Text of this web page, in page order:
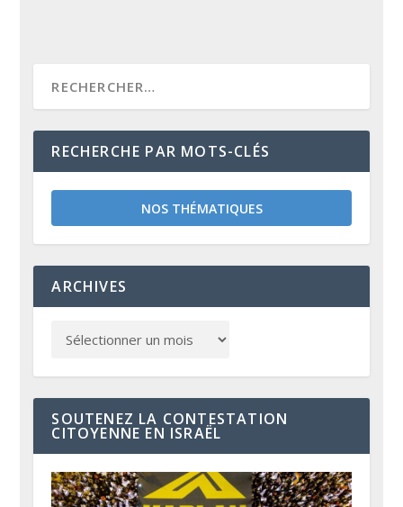
RECHERCHE PAR MOTS-CLÉS
NOS THÉMATIQUES
ARCHIVES
SOUTENEZ LA CONTESTATION
CITOYENNE EN ISRAËL